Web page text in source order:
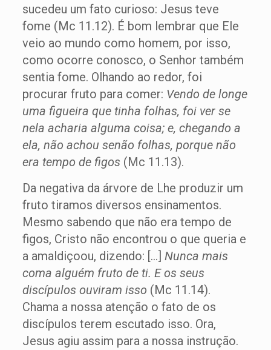
sucedeu um fato curioso: Jesus teve
fome (Mc 11.12). É bom lembrar que Ele
veio ao mundo como homem, por isso,
como ocorre conosco, o Senhor também
sentia fome. Olhando ao redor, foi
procurar fruto para comer: Vendo de longe
uma figueira que tinha folhas, foi ver se
nela acharia alguma coisa; e, chegando a
ela, não achou senão folhas, porque não
era tempo de figos (Mc 11.13).
Da negativa da árvore de Lhe produzir um
fruto tiramos diversos ensinamentos.
Mesmo sabendo que não era tempo de
figos, Cristo não encontrou o que queria e
a amaldiçoou, dizendo: […] Nunca mais
coma alguém fruto de ti. E os seus
discípulos ouviram isso (Mc 11.14).
Chama a nossa atenção o fato de os
discípulos terem escutado isso. Ora,
Jesus agiu assim para a nossa instrução.